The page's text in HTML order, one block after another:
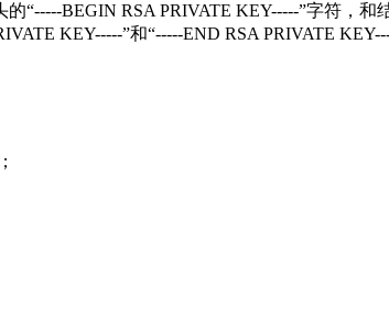
“-----BEGIN RSA PRIVATE KEY-----”字符，和
KEY-----”和“-----END RSA PRIVATE